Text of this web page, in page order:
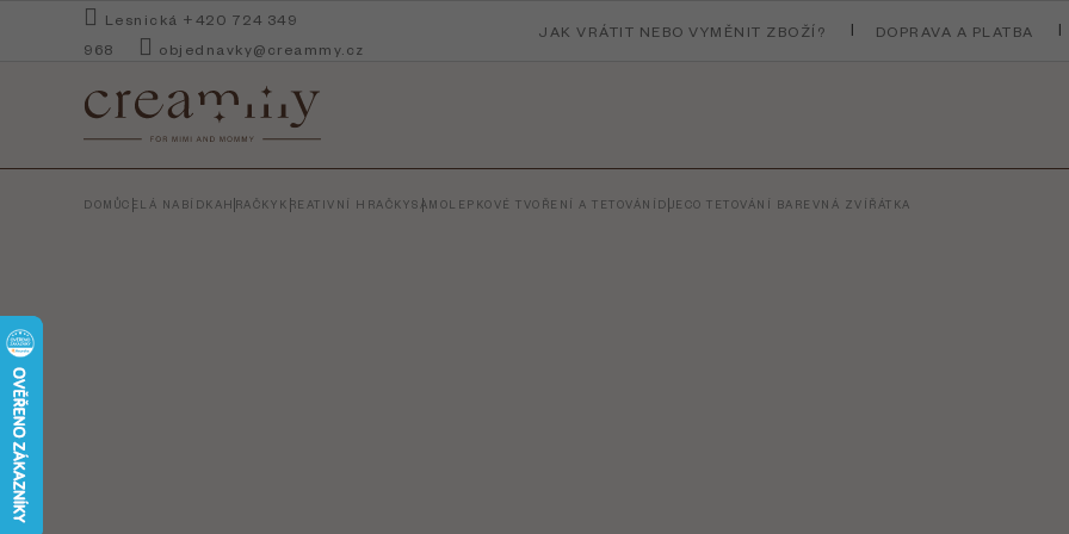
Lesnická +420 724 349
968
objednavky@creammy.cz
JAK VRÁTIT NEBO VYMĚNIT ZBOŽÍ? DOPRAVA A PLATBA
DOMŮCELÁ NABÍDKAHRAČKY KREATIVNÍ HRAČKYSAMOLEPKOVÉ TVOŘENÍ A TETOVÁNÍ DJECO TETOVÁNÍ BAREVNÁ ZVÍŘÁTKA